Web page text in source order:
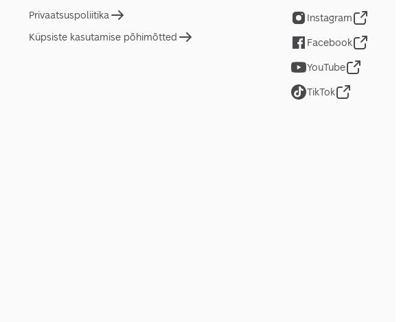
Privaatsuspoliitika
Küpsiste kasutamise põhimõtted
Instagram
Facebook
YouTube
TikTok